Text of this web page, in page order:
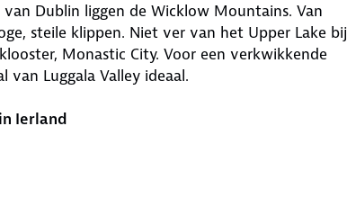
Dublin liggen de Wicklow Mountains. Van
steile klippen. Niet ver van het Upper Lake bij
Monastic City. Voor een verkwikkende
Luggala Valley ideaal.
Ierland